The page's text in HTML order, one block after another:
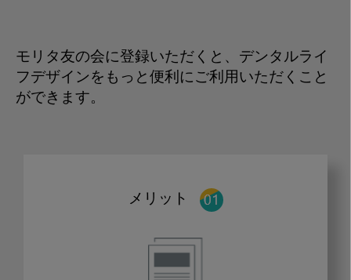
モリタ友の会に登録いただくと、デンタルライ
フデザインをもっと便利にご利用いただくこと
ができます。
メリット